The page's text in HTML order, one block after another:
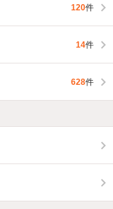
120件
14件
628件